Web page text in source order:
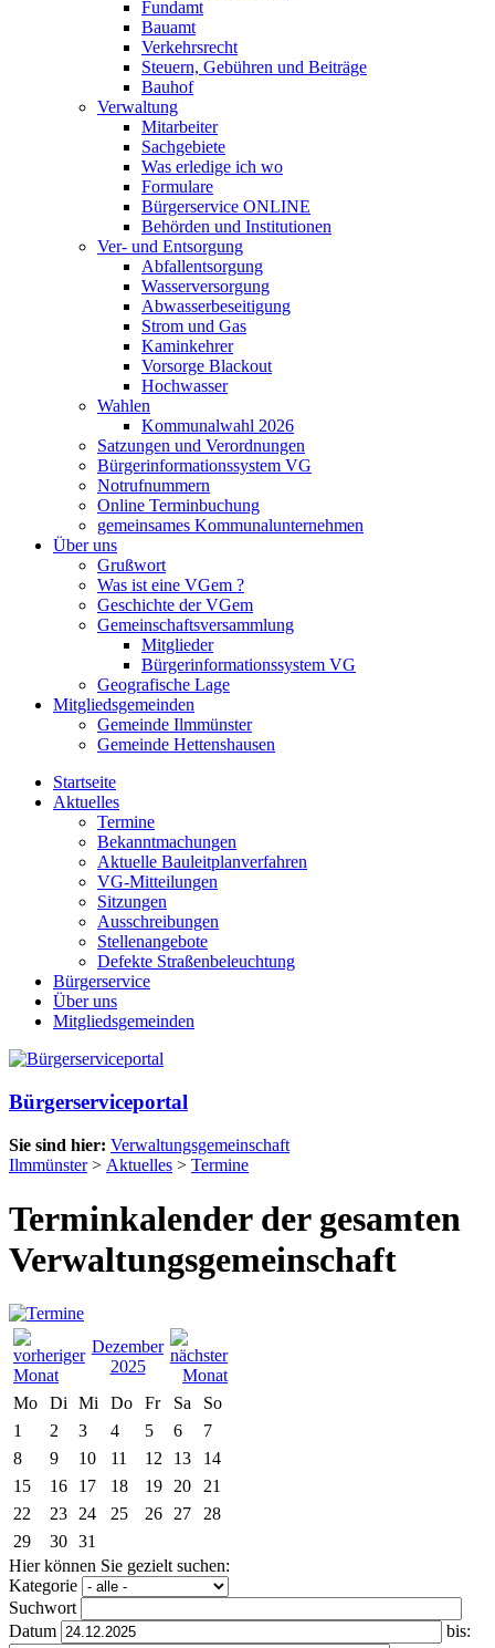
Fundamt
Bauamt
Verkehrsrecht
Steuern, Gebühren und Beiträge
Bauhof
Verwaltung
Mitarbeiter
Sachgebiete
Was erledige ich wo
Formulare
Bürgerservice ONLINE
Behörden und Institutionen
Ver- und Entsorgung
Abfallentsorgung
Wasserversorgung
Abwasserbeseitigung
Strom und Gas
Kaminkehrer
Vorsorge Blackout
Hochwasser
Wahlen
Kommunalwahl 2026
Satzungen und Verordnungen
Bürgerinformationssystem VG
Notrufnummern
Online Terminbuchung
gemeinsames Kommunalunternehmen
Über uns
Grußwort
Was ist eine VGem ?
Geschichte der VGem
Gemeinschaftsversammlung
Mitglieder
Bürgerinformationssystem VG
Geografische Lage
Mitgliedsgemeinden
Gemeinde Ilmmünster
Gemeinde Hettenshausen
Startseite
Aktuelles
Termine
Bekanntmachungen
Aktuelle Bauleitplanverfahren
VG-Mitteilungen
Sitzungen
Ausschreibungen
Stellenangebote
Defekte Straßenbeleuchtung
Bürgerservice
Über uns
Mitgliedsgemeinden
Bürgerserviceportal
Sie sind hier: Verwaltungsgemeinschaft
Ilmmünster> Aktuelles > Termine
Terminkalender der gesamten
Verwaltungsgemeinschaft
Dezember
2025
Mo
Di Mi Do Fr Sa
So
1
2 3 4 5 6
7
8
9 10 11 12 13
14
15
16 17 18 19 20
21
22
23 24 25 26 27
28
29
30 31
Hier können Sie gezielt suchen:
Kategorie
Suchwort
Datum
bis: